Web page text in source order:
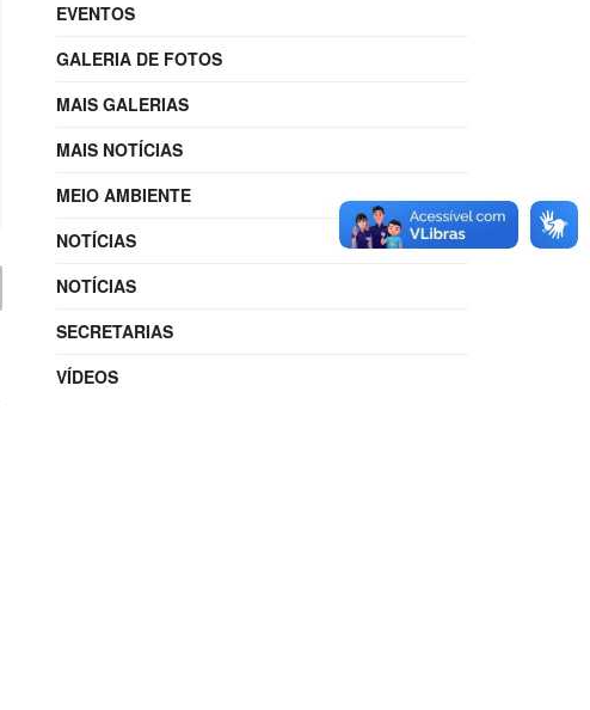
EVENTOS
GALERIA DE FOTOS
MAIS GALERIAS
MAIS NOTÍCIAS
MEIO AMBIENTE
NOTÍCIAS
NOTÍCIAS
SECRETARIAS
VÍDEOS